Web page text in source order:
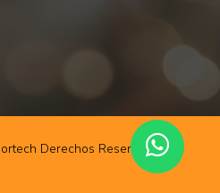
Derechos Reservados